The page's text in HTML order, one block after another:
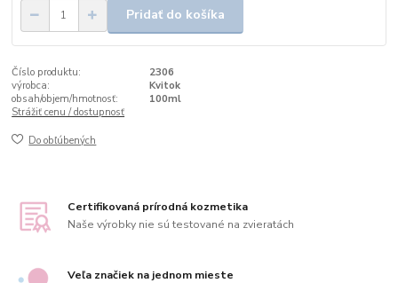
Pridať do košíka
Číslo produktu:
2306
výrobca:
Kvitok
obsah/objem/hmotnosť:
100ml
Strážiť cenu / dostupnosť
Do obľúbených
Certifikovaná prírodná kozmetika
Naše výrobky nie sú testované na zvieratách
Veľa značiek na jednom mieste